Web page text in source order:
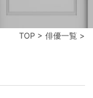
TOP> 俳優一覧 >